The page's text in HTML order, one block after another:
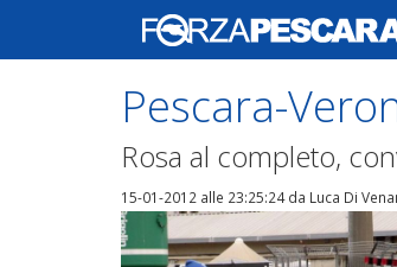
Pescara-
Rosa al completo,
15-01-2012 alle 23:25:24da Luca Di